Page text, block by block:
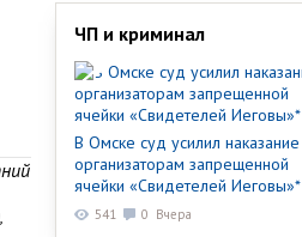
ЧП и криминал
В Омске суд усилил наказание
организаторам запрещенной
ячейки «Свидетелей Иеговы»*
541 0 Вчера